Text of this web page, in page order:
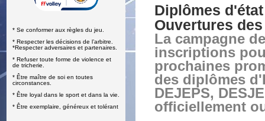
* Se conformer aux règles du jeu.
* Respecter les décisions de l’arbitre.
*Respecter adversaires et partenaires.
* Refuser toute forme de violence et
de tricherie.
* Être maître de soi en toutes
circonstances.
* Être loyal dans le sport et dans la vie.
* Être exemplaire, généreux et tolérant
Diplômes
Ouvertures
La campagne
inscriptions
prochaines
des diplômes
DEJEPS,
officiellement